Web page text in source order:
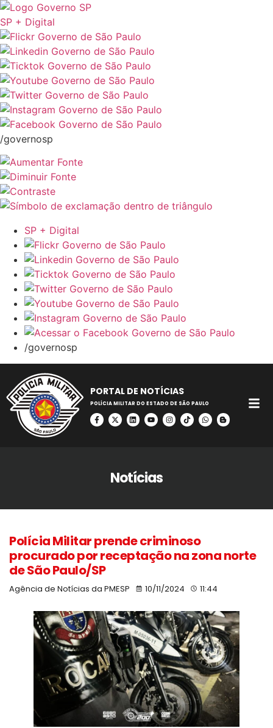
SP + Digital
/governosp
SP + Digital
/governosp
PORTAL DE NOTÍCIAS
POLÍCIA MILITAR DO ESTADO DE SÃO PAULO
Notícias
Polícia Militar prende criminoso
procurado por receptação na zona norte
de São Paulo/SP
Agência de Notícias da PMESP 10/11/2024 11:44